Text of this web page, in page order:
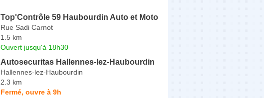
Top'Contrôle 59 Haubourdin Auto et Moto
Rue Sadi Carnot
1.5 km
Ouvert jusqu'à 18h30
Autosecuritas Hallennes-lez-Haubourdin
Hallennes-lez-Haubourdin
2.3 km
Fermé, ouvre à 9h